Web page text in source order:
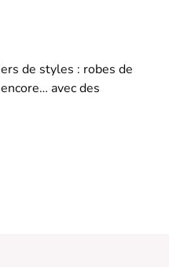
de styles : robes de
avec des